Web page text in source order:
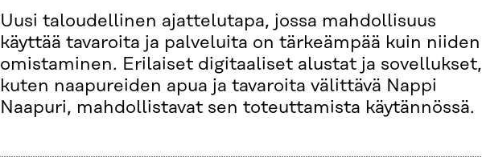
Uusi taloudellinen ajattelutapa, jossa mahdollisuus
käyttää tavaroita ja palveluita on tärkeämpää kuin niiden
omistaminen. Erilaiset digitaaliset alustat ja sovellukset,
kuten naapureiden apua ja tavaroita välittävä Nappi
Naapuri, mahdollistavat sen toteuttamista käytännössä.